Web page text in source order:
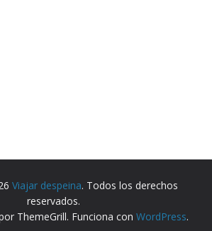
Viajar despeina. Todos los derechos
reservados.
ThemeGrill. Funciona con WordPress.